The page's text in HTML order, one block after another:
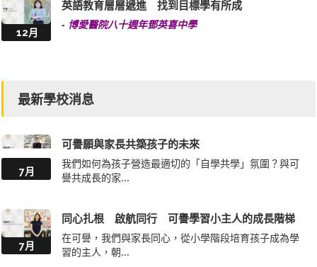
12月
英語教育層層遞進 找到目標學有所成
- 博愛醫院八十週年鄧英喜中學
最新學校消息
7月
可譽願與家長共築孩子的未來
我們如何為孩子營造最適切的「自學共學」氛圍？與可
譽共成長的家...
7月
同心扎根 啟航同行 可譽學習小主人的成長階梯
在可譽，我們與家長同心，從小學階段培育孩子成為學
習的主人，朝...